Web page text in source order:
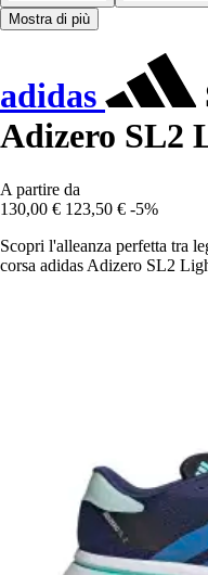
Mostra di più
adidas
Adizero SL2
A partire da
130,00 € 123,50 € -5%
Scopri l'alleanza perfetta tra
corsa adidas Adizero SL2